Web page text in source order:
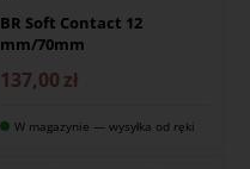
BR Soft Contact 12
mm/70mm
137,00 zł
W magazynie — wysyłka od ręki